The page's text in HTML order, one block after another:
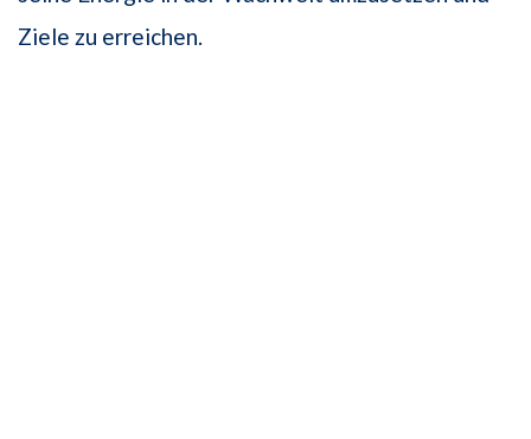
Ziele zu erreichen.